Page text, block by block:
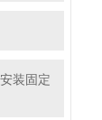
装固定